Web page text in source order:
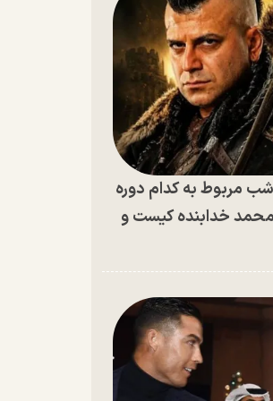
مربوط به کدام دوره
خدابنده کیست و